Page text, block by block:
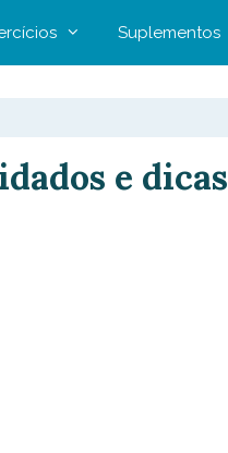
Suplementos
e dicas